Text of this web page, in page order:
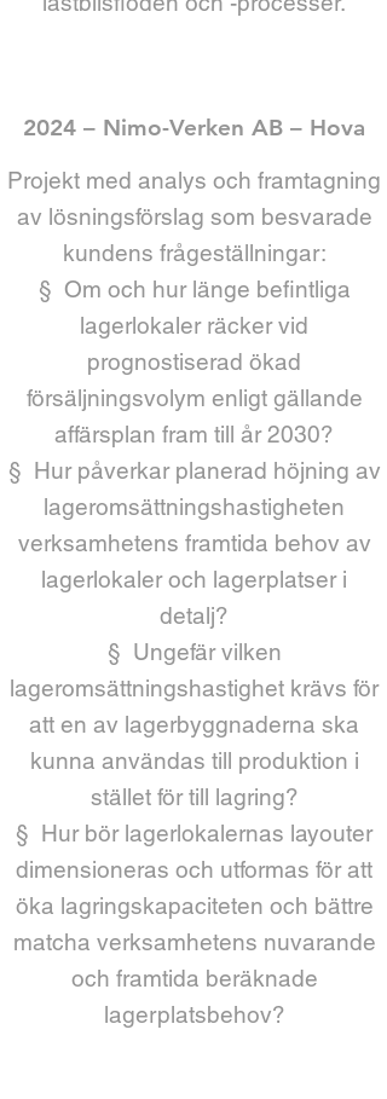
2024 – Nimo-Verken AB – Hova
Projekt med analys och framtagning
av lösningsförslag som besvarade
kundens frågeställningar:
§ Om och hur länge befintliga
lagerlokaler räcker vid
prognostiserad ökad
försäljningsvolym enligt gällande
affärsplan fram till år 2030?
§ Hur påverkar planerad höjning av
lageromsättningshastigheten
verksamhetens framtida behov av
lagerlokaler och lagerplatser i
detalj?
§ Ungefär vilken
lageromsättningshastighet krävs för
att en av lagerbyggnaderna ska
kunna användas till produktion i
stället för till lagring?
§ Hur bör lagerlokalernas layouter
dimensioneras och utformas för att
öka lagringskapaciteten och bättre
matcha verksamhetens nuvarande
och framtida beräknade
lagerplatsbehov?